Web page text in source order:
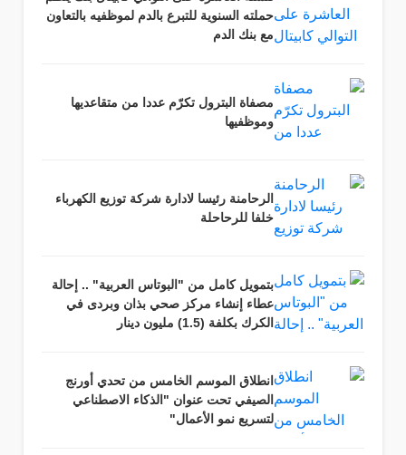
حملته السنوية للتبرع بالدم لموظفيه بالتعاون
مع بنك الدم
مصفاة البترول تكرّم عددا من متقاعديها
وموظفيها
الرحامنة رئيسا لادارة شركة توزيع الكهرباء
خلفا للرحاحلة
بتمويل كامل من "البوتاس العربية" .. إحالة
عطاء إنشاء مركز صحي بذان وبردى في
الكرك بكلفة (1.5) مليون دينار
انطلاق الموسم الخامس من تحدي أورنج
الصيفي تحت عنوان "الذكاء الاصطناعي
لتسريع نمو الأعمال"